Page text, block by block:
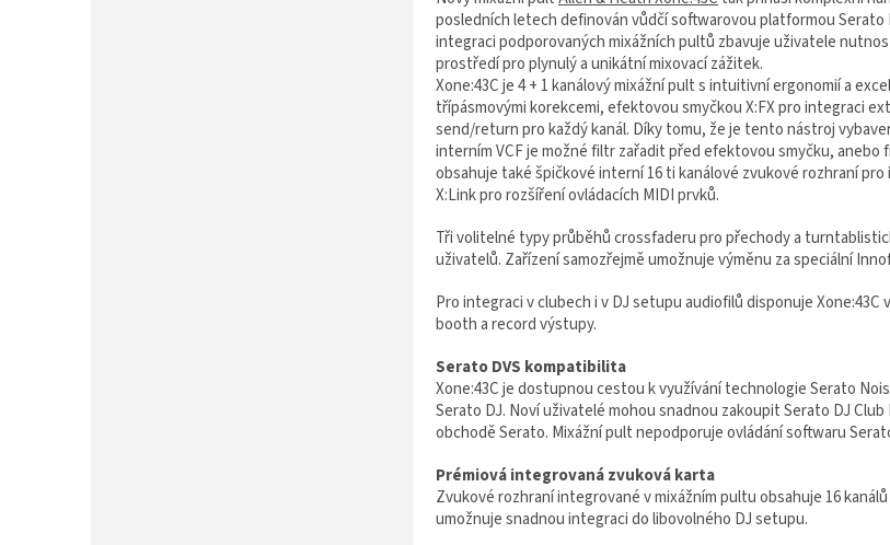
posledních letech definován vůdčí softwarovou platformou Serato
integraci podporovaných mixážních pultů zbavuje uživatele
prostředí pro plynulý a unikátní mixovací zážitek.
Xone:43C je 4 + 1 kanálový mixážní pult s intuitivní ergonomií a
třípásmovými korekcemi, efektovou smyčkou X:FX pro integraci
send/return pro každý kanál. Díky tomu, že je tento nástroj
interním VCF je možné filtr zařadit před efektovou smyčku,
obsahuje také špičkové interní 16 ti kanálové zvukové rozhraní
X:Link pro rozšíření ovládacích MIDI prvků.
Tři volitelné typy průběhů crossfaderu pro přechody a
uživatelů. Zařízení samozřejmě umožnuje výměnu za speciální
Pro integraci v clubech i v DJ setupu audiofilů disponuje
booth a record výstupy.
Serato DVS kompatibilita
Xone:43C je dostupnou cestou k využívání technologie Serato
Serato DJ. Noví uživatelé mohou snadnou zakoupit Serato DJ
obchodě Serato. Mixážní pult nepodporuje ovládání softwaru
Prémiová integrovaná zvuková karta
Zvukové rozhraní integrované v mixážním pultu obsahuje 16
umožnuje snadnou integraci do libovolného DJ setupu.